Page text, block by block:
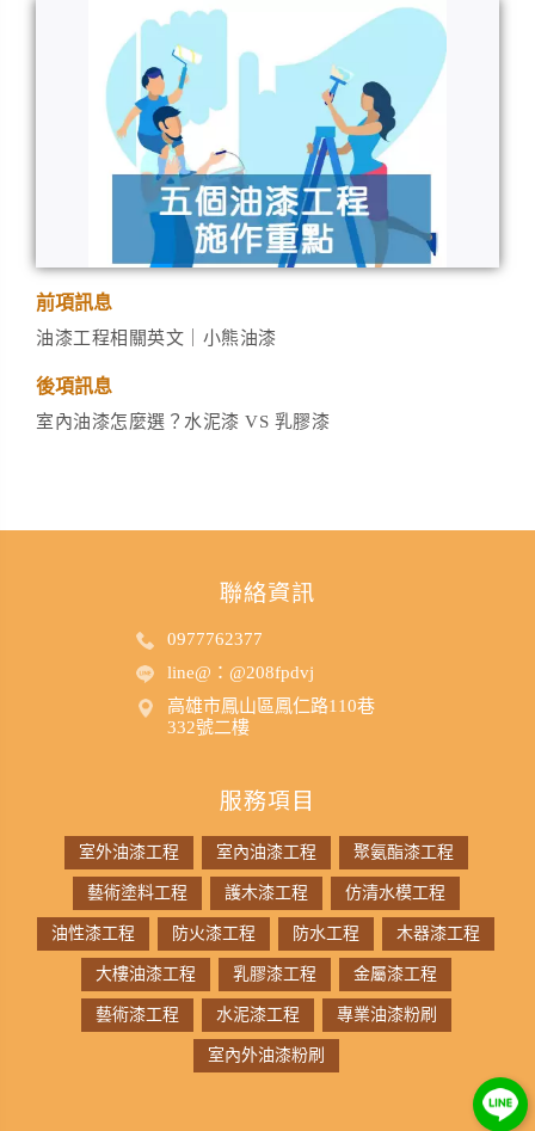
前項訊息
油漆工程相關英文｜小熊油漆
後項訊息
室內油漆怎麼選？水泥漆 VS 乳膠漆
聯絡資訊
0977762377
line@：@208fpdvj
高雄市鳳山區鳳仁路110巷
332號二樓
服務項目
室外油漆工程 室內油漆工程 聚氨酯漆工程
藝術塗料工程 護木漆工程 仿清水模工程
油性漆工程 防火漆工程 防水工程 木器漆工程
大樓油漆工程 乳膠漆工程 金屬漆工程
藝術漆工程 水泥漆工程 專業油漆粉刷
室內外油漆粉刷